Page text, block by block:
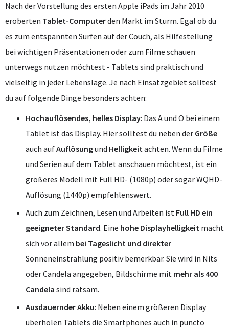
Nach der Vorstellung des ersten Apple iPads im Jahr 2010
eroberten Tablet-Computerden Markt im Sturm. Egal ob du
es zum entspannten Surfen auf der Couch, als Hilfestellung
bei wichtigen Präsentationen oder zum Filme schauen
unterwegs nutzen möchtest - Tablets sind praktisch und
vielseitig in jeder Lebenslage. Je nach Einsatzgebiet solltest
du auf folgende Dinge besonders achten:
Hochauflösendes, helles Display: Das A und O bei einem
Tablet ist das Display. Hier solltest du neben der Größe
auch aufAuflösungund Helligkeitachten. Wenn du Filme
und Serien auf dem Tablet anschauen möchtest, ist ein
größeres Modell mit Full HD- (1080p) oder sogar WQHD-
Auflösung (1440p) empfehlenswert.
Auch zum Zeichnen, Lesen und Arbeiten ist Full HD ein
geeigneter Standard. Eine hohe Displayhelligkeit macht
sich vor allem bei Tageslicht und direkter
Sonneneinstrahlung positiv bemerkbar. Sie wird in Nits
oder Candela angegeben, Bildschirme mit mehr als 400
Candela sind ratsam.
Ausdauernder Akku: Neben einem größeren Display
überholen Tablets die Smartphones auch in puncto